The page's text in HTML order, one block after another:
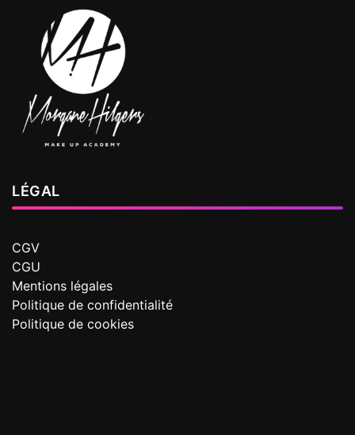
LÉGAL
CGV
CGU
Mentions légales
Politique de confidentialité
Politique de cookies